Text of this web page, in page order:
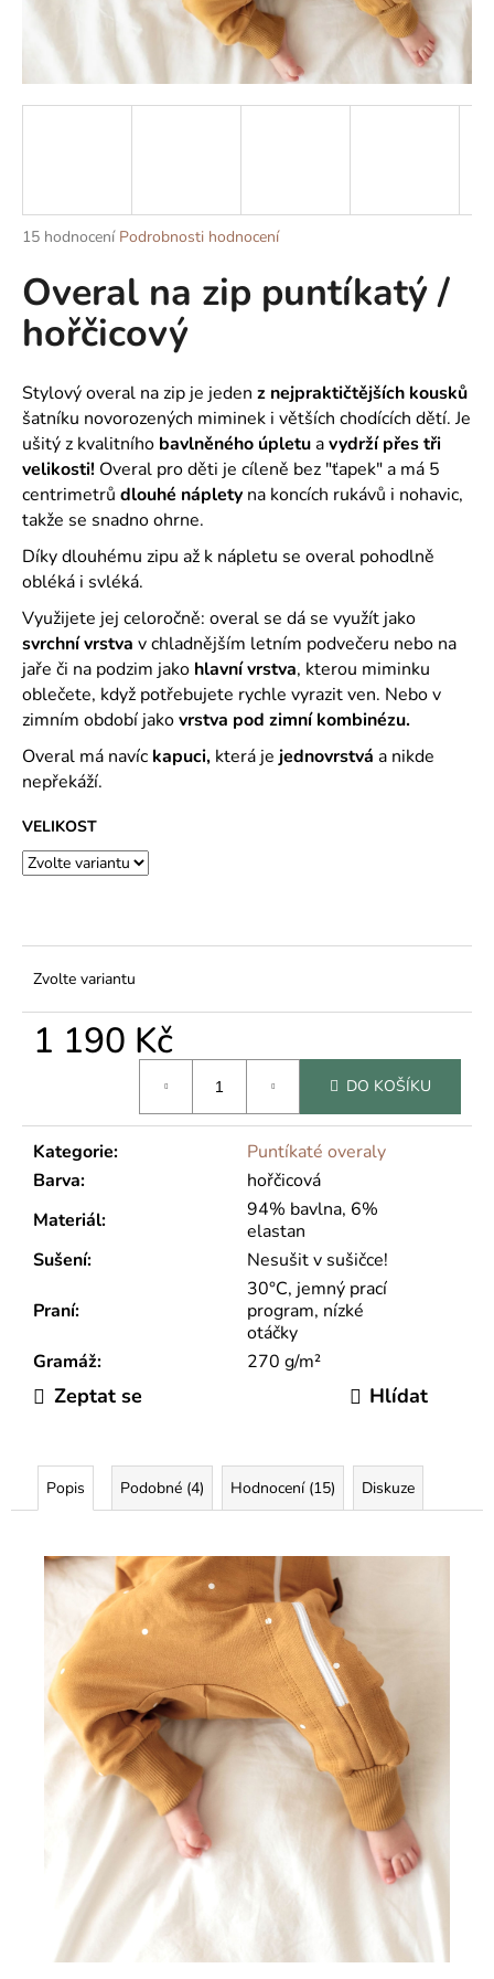
Průměrné
produktu
je
5,0
z
hvězdiček.
15 hodnocení Podrobnosti hodnocení
Overal na zip puntíkatý /
hořčicový
Stylový overal na zip je jeden z nejpraktičtějších kousků
šatníku novorozených miminek i větších chodících dětí. Je
ušitý z kvalitního bavlněného úpletuavydrží přes tři
velikosti! Overal pro děti je cíleně bez "ťapek" a má 5
centrimetrů dlouhé náplety na koncích rukávů i nohavic,
takže se snadno ohrne.
Díky dlouhému zipu až k nápletu se overal pohodlně
obléká i svléká.
Využijete jej celoročně: overal se dá se využít jako
svrchní vrstva v chladnějším letním podvečeru nebo na
jaře či na podzim jako hlavní vrstva, kterou miminku
oblečete, když potřebujete rychle vyrazit ven. Nebo v
zimním období jakovrstva pod zimní kombinézu.
Overal má navíc kapuci, která je jednovrstvá a nikde
nepřekáží.
VELIKOST
Zvolte variantu
1 190 Kč
DO KOŠÍKU
Kategorie:
Puntíkaté overaly
Barva:
hořčicová
Materiál:
94% bavlna, 6%
elastan
Sušení: Nesušit v sušičce!
Praní:
30°C, jemný prací
program, nízké
otáčky
Gramáž: 270 g/m²
Zeptat se Hlídat
Popis Podobné (4) Hodnocení (15) Diskuze
í
t
D
p
o
r
u
č
u
j
e
m
e